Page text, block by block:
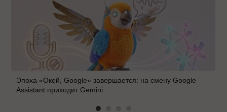
Эпоха «Окей, Google» завершается: на смену Google
Assistant приходит Gemini